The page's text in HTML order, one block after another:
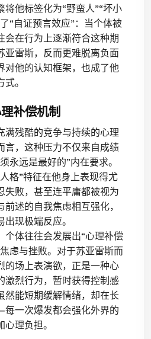
将他标签化为“野蛮人”“坏小
“自证预言效应”：当个体被
会在行为上逐渐符合这种期
亚雷斯，反而更难脱离负面
对他的认知框架，也成了他
。
补偿机制
满残酷的竞争与持续的心理
言，这种压力不仅来自成绩
永远是最好的”内在要求。
格”特征在他身上表现得尤
败，甚至连平庸都被视为
述的自我焦虑相互强化，
现极端反应。
个体往往会发展出“心理补偿
虑与挫败。对于苏亚雷斯而
的场上表演欲，正是一种心
激烈行为，暂时获得控制感
然能短期缓解情绪，却在长
一次爆发都会强化外界的
理负担。